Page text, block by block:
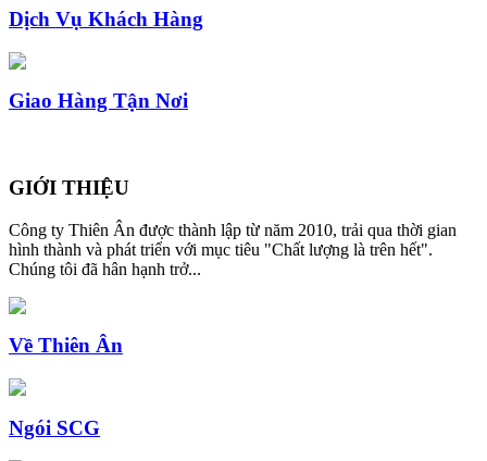
Dịch Vụ Khách Hàng
Giao Hàng Tận Nơi
GIỚI THIỆU
Công ty Thiên Ân được thành lập từ năm 2010, trải qua thời gian
hình thành và phát triển với mục tiêu "Chất lượng là trên hết".
Chúng tôi đã hân hạnh trở...
Về Thiên Ân
Ngói SCG